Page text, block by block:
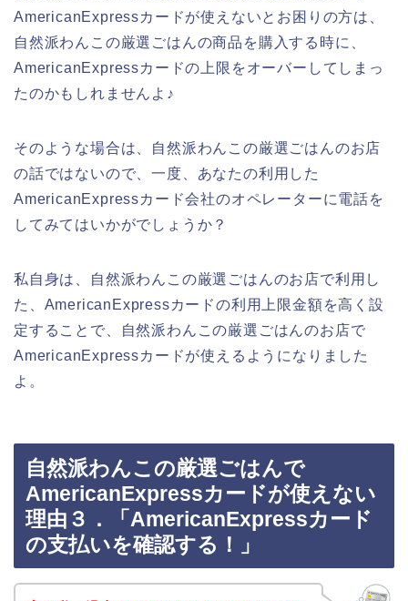
AmericanExpressカードが使えないとお困りの方は、
自然派わんこの厳選ごはんの商品を購入する時に、
AmericanExpressカードの上限をオーバーしてしまっ
たのかもしれませんよ♪
そのような場合は、自然派わんこの厳選ごはんのお店
の話ではないので、一度、あなたの利用した
AmericanExpressカード会社のオペレーターに電話を
してみてはいかがでしょうか？
私自身は、自然派わんこの厳選ごはんのお店で利用し
た、AmericanExpressカードの利用上限金額を高く設
定することで、自然派わんこの厳選ごはんのお店で
AmericanExpressカードが使えるようになりました
よ。
自然派わんこの厳選ごはんで
AmericanExpressカードが使えない
理由３．「AmericanExpressカード
の支払いを確認する！」